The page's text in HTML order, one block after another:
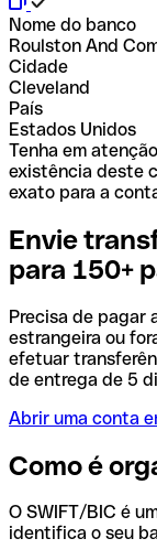
Nome do banco
Roulston And
Cidade
Cleveland
País
Estados Unidos
Tenha em
existência deste
exato para a
Envie
para 150+
Precisa de pagar
estrangeira ou
efetuar
de entrega de 5
Abrir uma conta
Como é
O SWIFT/BIC é
identifica o seu